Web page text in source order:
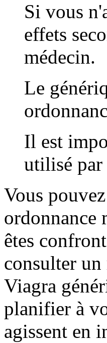
Si vous
effets
médecin.
Le
Il est
utilisé par
Vous
ordonnance
êtes
consulter un
Viagra
planifier à
agissent en